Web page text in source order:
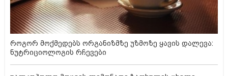
როგორ მოქმედებს ორგანიზმზე უზმოზე ყავის დალევა:
ნუტრიციოლოგის რჩევები